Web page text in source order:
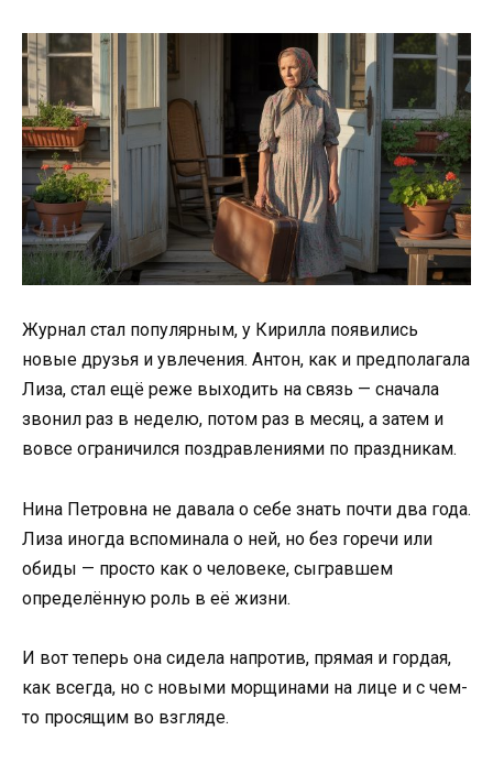
Журнал стал популярным, у Кирилла появились
новые друзья и увлечения. Антон, как и предполагала
Лиза, стал ещё реже выходить на связь — сначала
звонил раз в неделю, потом раз в месяц, а затем и
вовсе ограничился поздравлениями по праздникам.
Нина Петровна не давала о себе знать почти два года.
Лиза иногда вспоминала о ней, но без горечи или
обиды — просто как о человеке, сыгравшем
определённую роль в её жизни.
И вот теперь она сидела напротив, прямая и гордая,
как всегда, но с новыми морщинами на лице и с чем-
то просящим во взгляде.